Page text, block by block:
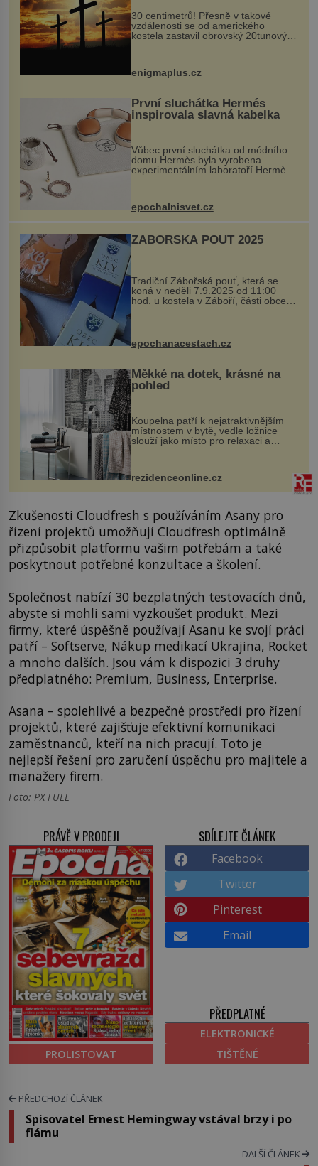
30 centimetrů! Přesně v takové
vzdálenosti se od amerického
kostela zastavil obrovský 20tunový
...
enigmaplus.cz
První sluchátka Hermés
inspirovala slavná kabelka
Vůbec první sluchátka od módního
domu Hermès byla vyrobena
experimentálním laboratoří Hermès
kovový...
epochalnisvet.cz
ZÁBOŘSKÁ POUŤ 2025
Tradiční Zábořská pouť, která se
koná v neděli 7.9.2025 od 11:00
hod. u kostela v Záboří, části obce
Kly u Mělníka. V programu naleznete
komentovanou prohlídku kostela,
epochanacestach.cz
Měkké na dotek, krásné na
pohled
Koupelna patří k nejatraktivnějším
místnostem v bytě, vedle ložnice
slouží jako místo pro relaxaci a
odpočinek. Koupelnový textil –
ručníky, osušky a koberečky –
mohou jako mávnutím kouzelného
proutku...
rezidenceonline.cz
Zkušenosti Cloudfresh s používáním Asany pro
řízení projektů umožňují Cloudfresh optimálně
přizpůsobit platformu vašim potřebám a také
poskytnout potřebné konzultace a školení.
Společnost nabízí 30 bezplatných testovacích dnů,
abyste si mohli sami vyzkoušet produkt. Mezi
firmy, které úspěšně používají Asanu ke svojí práci
patří – Softserve, Nákup medikací Ukrajina, Rocket
a mnoho dalších. Jsou vám k dispozici 3 druhy
předplatného: Premium, Business, Enterprise.
Asana – spolehlivé a bezpečné prostředí pro řízení
projektů, které zajišťuje efektivní komunikaci
zaměstnanců, kteří na nich pracují. Toto je
nejlepší řešení pro zaručení úspěchu pro majitele a
manažery firem.
Foto: PX FUEL
PRÁVĚ V PRODEJI
PROLISTOVAT
SDÍLEJTE ČLÁNEK
Facebook
Twitter
Pinterest
Email
PŘEDPLATNÉ
ELEKTRONICKÉ
TIŠTĚNÉ
PŘEDCHOZÍ ČLÁNEK
Spisovatel Ernest Hemingway vstával brzy i po
flámu
DALŠÍ ČLÁNEK